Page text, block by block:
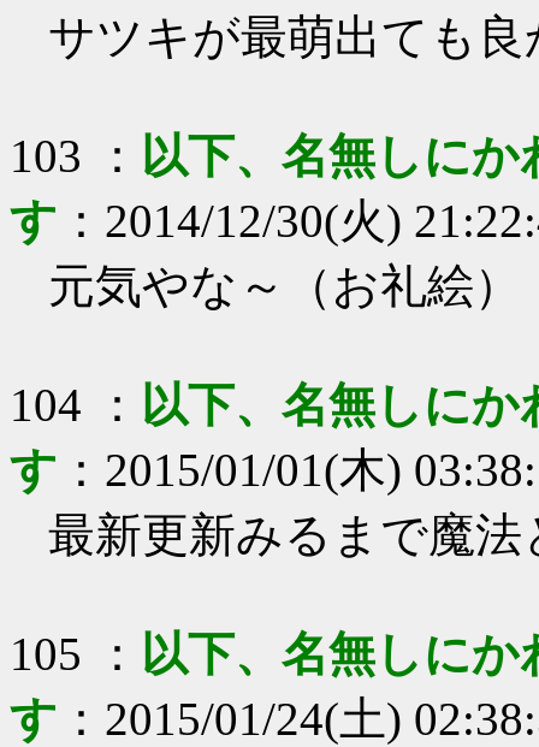
サツキが最萌出ても
103 ： 以下、名無しに
す ： 2014/12/30(火)
元気やな～（お礼絵）
104 ： 以下、名無しに
す ： 2015/01/01(木)
最新更新みるまで魔
105 ： 以下、名無しに
す ： 2015/01/24(土)